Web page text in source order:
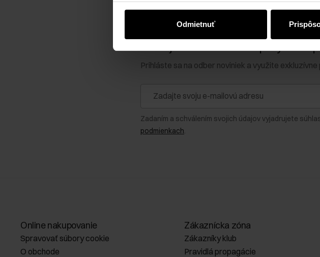
Odmietnuť
Prihláste sa na odber noviniek a využite exkluzívne
Zadaním a schválením svojich údajov vyjadrujete
podmienkach.
Online nakupovanie
Spravovať súbory cookie
O obchode
Zákaznícka zóna
Zákazníky klub
Pravidlá propagácie